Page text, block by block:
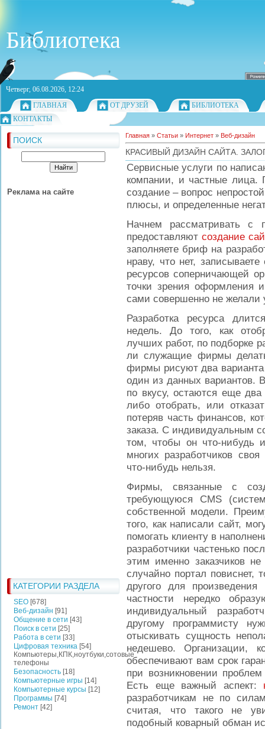
Библиотека
Четверг, 06.08.2026, 12:24
ГЛАВНАЯ
ОТ ДРУЗЕЙ
БИБЛИОТЕКА
КОНТАКТЫ
ПОИСК
Реклама на сайте
КАТЕГОРИИ РАЗДЕЛА
SEO [678]
Веб-дизайн [91]
Общение в сети [43]
Поиск в сети [25]
Работа в сети [33]
Цифровая техника [54]
Компьютеры,КПК,ноутбуки,сотовые
телефоны
Безопасность [18]
Компьютерные игры [14]
Компьютерные курсы [12]
Программы [74]
Ремонт [42]
Главная » Статьи » Интернет » Веб-дизайн
КРАСИВЫЙ ДИЗАЙН САЙТА.
Сервисные услуги по
компании, и частные лица.
создание – вопрос
плюсы, и определенные
Начнем рассматривать с
предоставляют создание
заполняете бриф на
нраву, что нет,
ресурсов соперничающей
точки зрения оформления
сами совершенно не желали
Разработка ресурса
недель. До того, как
лучших работ, по подборке
ли служащие фирмы
фирмы рисуют два варианта
один из данных вариантов.
по вкусу, остаются еще
либо отобрать, или
потеряв часть финансов,
заказа. С индивидуальным
том, чтобы он что-
многих разработчиков своя
что-нибудь нельзя.
Фирмы, связанные с
требующуюся CMS
собственной модели.
того, как написали сайт,
помогать клиенту в
разработчики частенько
этим именно заказчиков
случайно портал повиснет,
другого для
частности нередко
индивидуальный
другому программисту
отыскивать сущность
недешево. Организации,
обеспечивают вам срок
при возникновении
Есть еще важный аспект:
разработчикам не по
считая, что такого не
подобный коварный обман